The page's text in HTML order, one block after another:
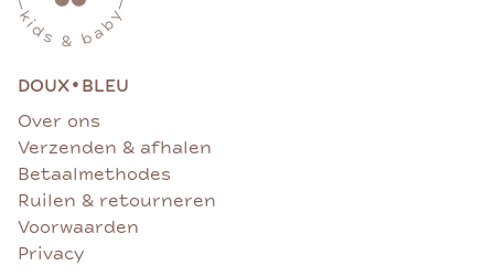
DOUX• BLEU
Over ons
Verzenden & afhalen
Betaalmethodes
Ruilen & retourneren
Voorwaarden
Privacy